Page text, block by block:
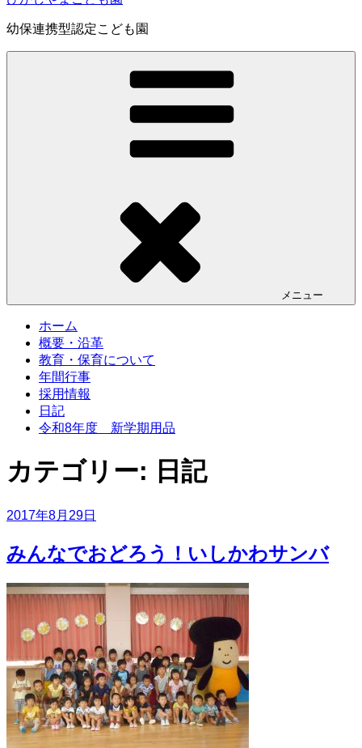
幼保連携型認定こども園
メニュー
ホーム
概要・沿革
教育・保育について
年間行事
採用情報
日記
令和8年度 新学期用品
カテゴリー: 日記
投
日:
2017年8月29日
みんなでおどろう！いしかわサンバ